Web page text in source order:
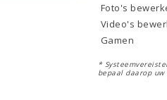
Foto's
Video's
Gamen
*
bepaal daarop uw